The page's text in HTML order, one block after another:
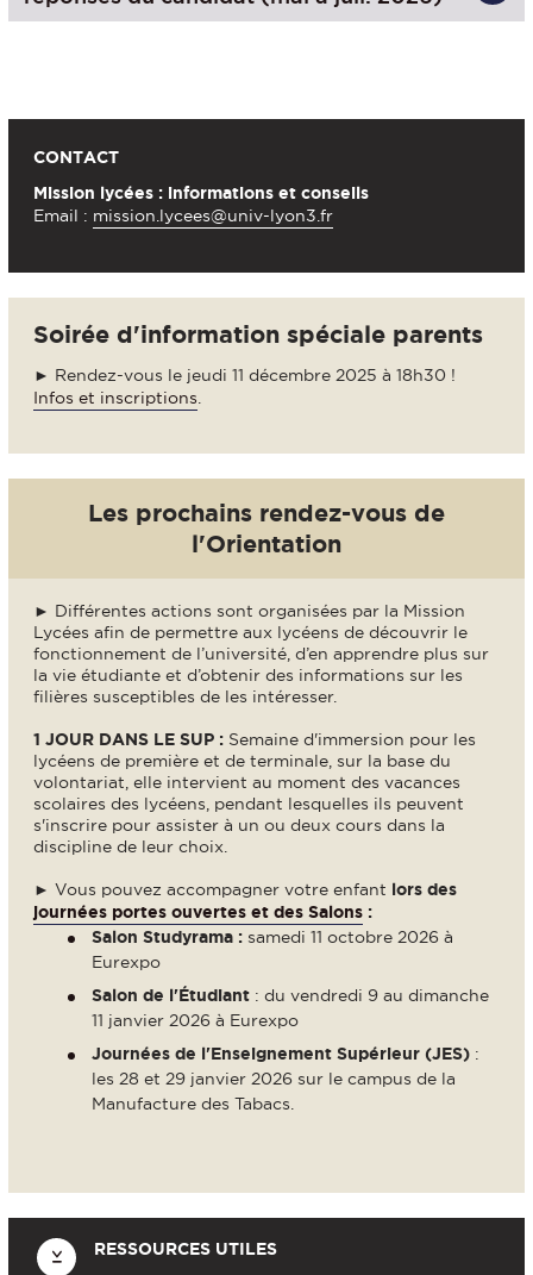
CONTACT
Mission lycées : informations et conseils
Email : mission.lycees@univ-lyon3.fr
Soirée d'information spéciale parents
► Rendez-vous le jeudi 11 décembre 2025 à 18h30 !
Infos et inscriptions
Les prochains rendez-vous de
l'Orientation
► Différentes actions sont organisées par la Mission
Lycées afin de permettre aux lycéens de découvrir le
fonctionnement de l’université, d’en apprendre plus sur
la vie étudiante et d’obtenir des informations sur les
filières susceptibles de les intéresser.
1 JOUR DANS LE SUP : Semaine d'immersion pour les
lycéens de première et de terminale, sur la base du
volontariat, elle intervient au moment des vacances
scolaires des lycéens, pendant lesquelles ils peuvent
s'inscrire pour assister à un ou deux cours dans la
discipline de leur choix.
► Vous pouvez accompagner votre enfant lors des
journées portes ouvertes et des Salons :
Salon Studyrama : samedi 11 octobre 2026 à
Eurexpo
Salon de l'Étudiant : du vendredi 9 au dimanche
11 janvier 2026 à Eurexpo
Journées de l'Enseignement Supérieur (JES) :
les 28 et 29 janvier 2026 sur le campus de la
Manufacture des Tabacs.
RESSOURCES UTILES